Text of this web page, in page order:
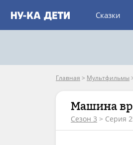
Сказки
Главная > Мультфильмы
Машина
Сезон 3 > Серия